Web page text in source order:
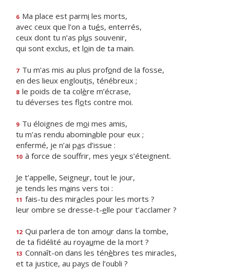
6 Ma place est parmi les morts,
avec ceux que l’on a tués, enterrés,
ceux dont tu n’as plus souvenir,
qui sont exclus, et loin de ta main.
7 Tu m’as mis au plus profond de la fosse,
en des lieux engloutis, ténébreux ;
8 le poids de ta colère m’écrase,
tu déverses tes flots contre moi.
9 Tu éloignes de moi mes amis,
tu m’as rendu abominable pour eux ;
enfermé, je n’ai pas d’issue :
10 à force de souffrir, mes yeux s’éteignent.
Je t’appelle, Seigneur, tout le jour,
je tends les mains vers toi :
11 fais-tu des miracles pour les morts ?
leur ombre se dresse-t-elle pour t’acclamer ?
12 Qui parlera de ton amour dans la tombe,
de ta fidélité au royaume de la mort ?
13 Connaît-on dans les ténèbres tes miracles,
et ta justice, au pays de l’oubli ?